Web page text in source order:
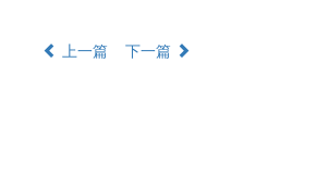
上一篇 下一篇